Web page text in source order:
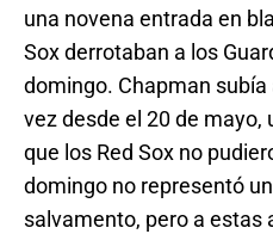
una novena entrada en
Sox derrotaban a los
domingo. Chapman
vez desde el 20 de mayo,
que los Red Sox no
domingo no representó
salvamento, pero a estas